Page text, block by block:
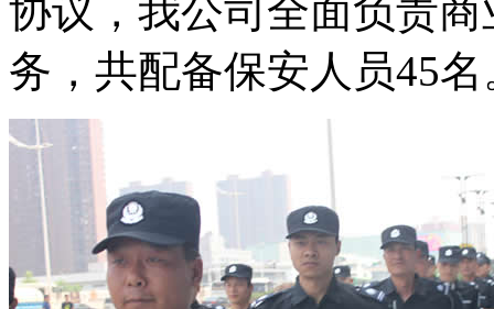
协议，我公司全面负责
务，共配备保安人员45名